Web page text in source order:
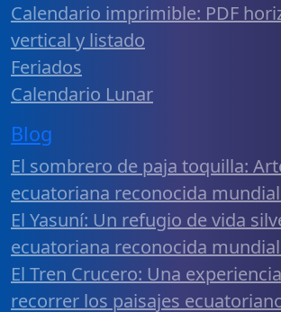
Calendario imprimible: PDF
vertical y listado
Feriados
Calendario Lunar
Blog
El sombrero de paja toquilla:
ecuatoriana reconocida
El Yasuní: Un refugio de vida
ecuatoriana reconocida
El Tren Crucero: Una
recorrer los paisajes